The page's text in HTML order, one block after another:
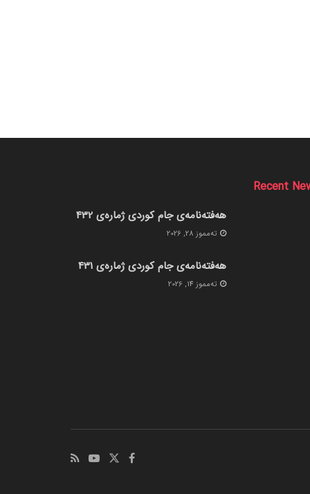
Recent
هەفتەنامەی جام کوردی ژمارەی 432
ته‌مموز 28, 2026
هەفتەنامەی جام کوردی ژمارەی 431
ته‌مموز 14, 2026